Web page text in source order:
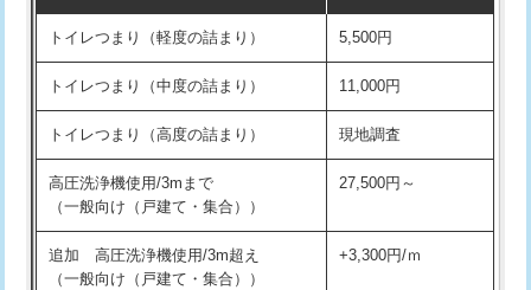
トイレつまり（軽度の詰まり） 5,500円
トイレつまり（中度の詰まり） 11,000円
トイレつまり（高度の詰まり） 現地調査
高圧洗浄機使用/3mまで
（一般向け（戸建て・集合））
27,500円～
追加 高圧洗浄機使用/3m超え
（一般向け（戸建て・集合））
+3,300円/ｍ